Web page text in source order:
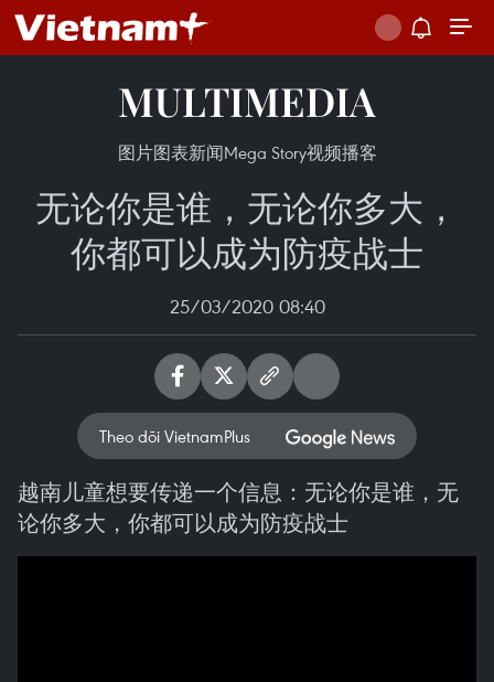
MULTIMEDIA
图片图表新闻Mega Story视频播客
无论你是谁，无论你多大，
你都可以成为防疫战士
25/03/2020 08:40
Theo dõi VietnamPlus
越南儿童想要传递一个信息：无论你是谁，无
论你多大，你都可以成为防疫战士